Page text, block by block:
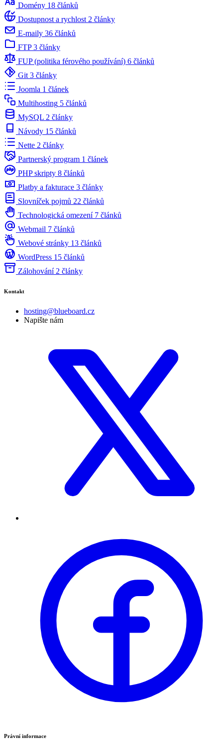
Domény 18 článků
Dostupnost a rychlost 2 články
E-maily 36 článků
FTP 3 články
FUP (politika férového používání) 6 článků
Git 3 články
Joomla 1 článek
Multihosting 5 článků
MySQL 2 články
Návody 15 článků
Nette 2 články
Partnerský program 1 článek
PHP skripty 8 článků
Platby a fakturace 3 články
Slovníček pojmů 22 článků
Technologická omezení 7 článků
Webmail 7 článků
Webové stránky 13 článků
WordPress 15 článků
Zálohování 2 články
Kontakt
hosting@blueboard.cz
Napište nám
Právní informace